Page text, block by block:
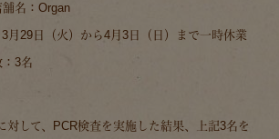
名：Organ
月29日（火）から4月3日（日）まで一時休業
3名
対して、PCR検査を実施した結果、上記3名を